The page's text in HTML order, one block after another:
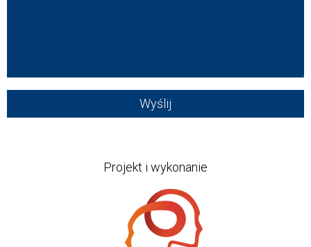
Projekt i wykonanie